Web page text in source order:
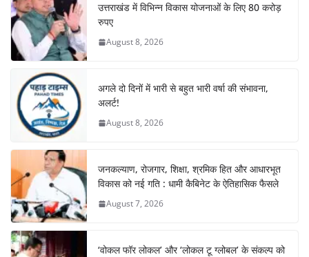
उत्तराखंड में विभिन्न विकास योजनाओं के लिए 80 करोड़
रुपए
August 8, 2026
अगले दो दिनों में भारी से बहुत भारी वर्षा की संभावना,
अलर्ट!
August 8, 2026
जनकल्याण, रोजगार, शिक्षा, श्रमिक हित और आधारभूत
विकास को नई गति : धामी कैबिनेट के ऐतिहासिक फैसले
August 7, 2026
‘वोकल फॉर लोकल’ और ‘लोकल टू ग्लोबल’ के संकल्प को